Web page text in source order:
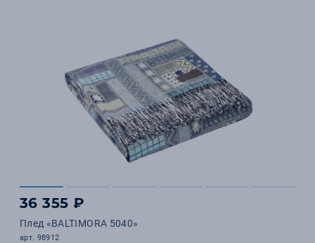
36 355 ₽
Плед «BALTIMORA 5040»
арт. 98912